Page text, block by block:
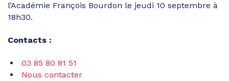
l’Académie François Bourdon le jeudi 10 septembre à
18h30.
Contacts :
03 85 80 81 51
Nous contacter